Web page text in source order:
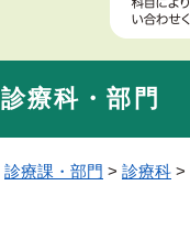
診療科・部門
診療課・部門 > 診療科 >